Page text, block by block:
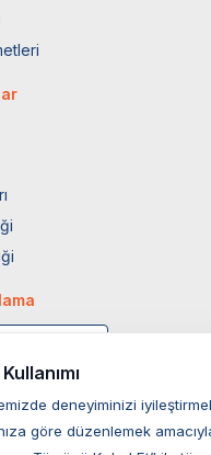
deneyiminizi
göre düzenlemek